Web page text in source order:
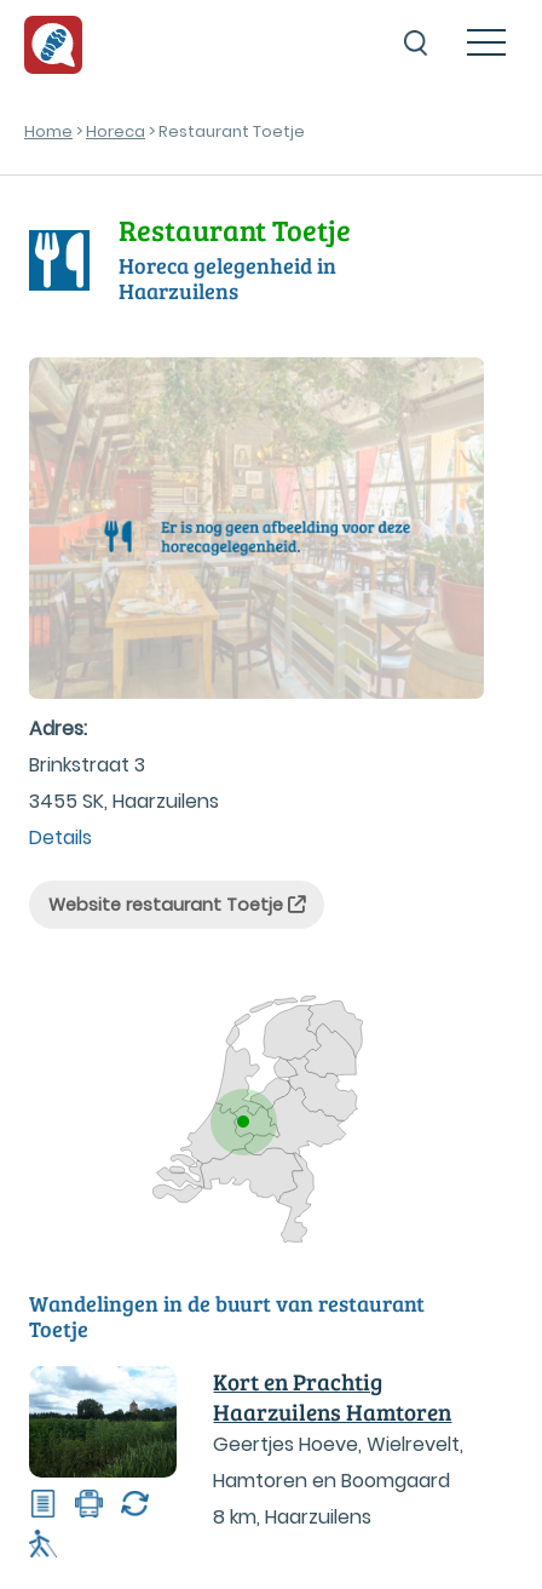
Home >Horeca > Restaurant Toetje
Restaurant Toetje
Horeca gelegenheid in
Haarzuilens
Adres:
Brinkstraat 3
3455 SK, Haarzuilens
Details
Website restaurant Toetje
Wandelingen in de buurt van restaurant
Toetje
Kort en Prachtig
Haarzuilens Hamtoren
Geertjes Hoeve, Wielrevelt,
Hamtoren en Boomgaard
8 km,Haarzuilens